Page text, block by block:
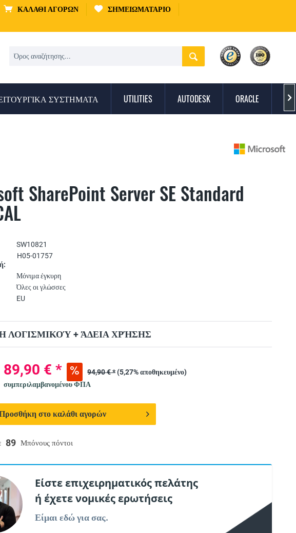
ΚΑΛΆΘΙ ΑΓΟΡΏΝ
ΣΗΜΕΙΩΜΑΤΆΡΙΟ
ΣΥΣΤΉΜΑΤΑ UTILITIES AUTODESK ORACLE 
SharePoint Server SE Standard
SW10821
H05-01757
Μόνιμα έγκυρη
Όλες οι γλώσσες
EU
89 Μπόνους πόντοι
ΛΟΓΙΣΜΙΚΟΎ + ΆΔΕΙΑ ΧΡΉΣΗΣ
89,90 € * 94,90 € *(5,27% αποθηκευμένο)
συμπεριλαμβανομένου ΦΠΑ
στο καλάθι αγορών
Είστε επιχειρηματικός πελάτης
ή έχετε νομικές ερωτήσεις
Είμαι εδώ για σας.